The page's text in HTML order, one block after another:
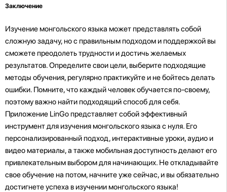
Заключение
Изучение монгольского языка может представлять собой
сложную задачу, но с правильным подходом и поддержкой вы
сможете преодолеть трудности и достичь желаемых
результатов. Определите свои цели, выберите подходящие
методы обучения, регулярно практикуйте и не бойтесь делать
ошибки. Помните, что каждый человек обучается по-своему,
поэтому важно найти подходящий способ для себя.
Приложение LinGo представляет собой эффективный
инструмент для изучения монгольского языка с нуля. Его
персонализированный подход, интерактивные уроки, аудио и
видео материалы, а также мобильная доступность делают его
привлекательным выбором для начинающих. Не откладывайте
свое обучение на потом, начните уже сейчас, и вы обязательно
достигнете успеха в изучении монгольского языка!